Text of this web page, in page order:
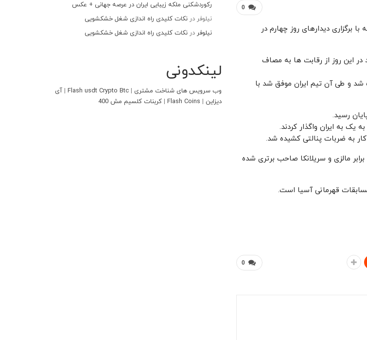
0
برگزاری دیدارهای روز چهارم در
در این روز از رقابت ها به مصاف
کشیده شد و طی آن تیم ایران موفق شد با
رسید.
مالزی و سریلانکا صاحب برتری شده
0
رکوردشکنی ملکه زیبایی ایران در عرصه جهانی + عکس
نیلوفر در نکات کلیدی راه اندازی شغل خشکشویی
نیلوفر در نکات کلیدی راه اندازی شغل خشکشویی
لینکدونی
وب سرویس های شناخت مشتری |
Flash usdt Crypto Btc
| آی
دیزاین|
Flash Coins
| کربنات کلسیم مش 400